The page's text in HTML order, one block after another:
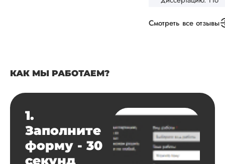
Автору огромное
спасибо за
литературу,
оформил и провел
подробное
экспериментов,
Смотреть все отзывы
КАК МЫ РАБОТАЕМ?
1.
Заполните
форму - 30
секунд